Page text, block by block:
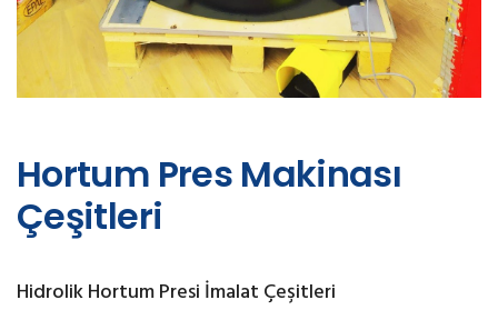
Hortum Pres Makinası
Çeşitleri
Hidrolik Hortum Presi İmalat Çeşitleri